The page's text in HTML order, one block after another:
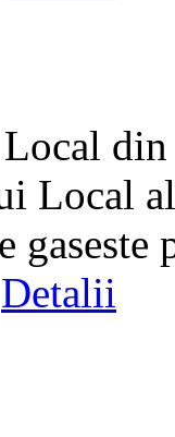
Local
Detalii